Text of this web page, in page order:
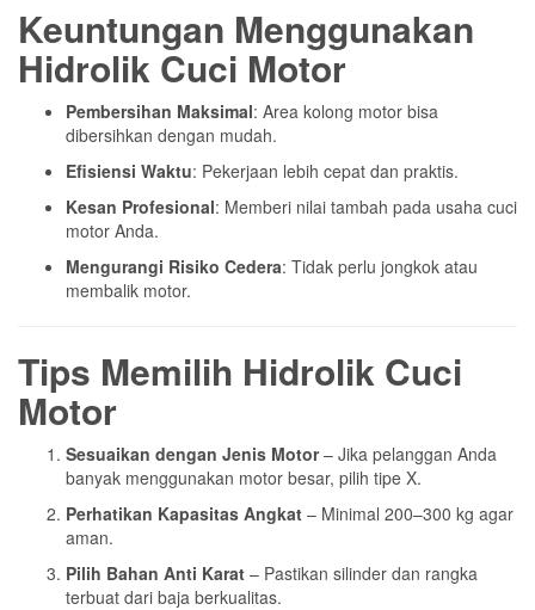
Keuntungan Menggunakan
Hidrolik Cuci Motor
Pembersihan Maksimal: Area kolong motor bisa
dibersihkan dengan mudah.
Efisiensi Waktu: Pekerjaan lebih cepat dan praktis.
Kesan Profesional: Memberi nilai tambah pada usaha cuci
motor Anda.
Mengurangi Risiko Cedera: Tidak perlu jongkok atau
membalik motor.
Tips Memilih Hidrolik Cuci
Motor
Sesuaikan dengan Jenis Motor– Jika pelanggan Anda
banyak menggunakan motor besar, pilih tipe X.
Perhatikan Kapasitas Angkat – Minimal 200–300 kg agar
aman.
Pilih Bahan Anti Karat – Pastikan silinder dan rangka
terbuat dari baja berkualitas.